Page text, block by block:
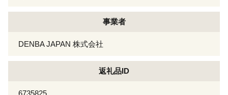
事業者
DENBA JAPAN 株式会社
返礼品ID
6735825